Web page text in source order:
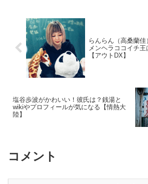
らんらん（高桑蘭
メンヘラココイチ
【アウトDX】
塩谷歩波がかわいい！彼氏は？銭湯と
wikiやプロフィールが気になる【情熱大
陸】
コメント